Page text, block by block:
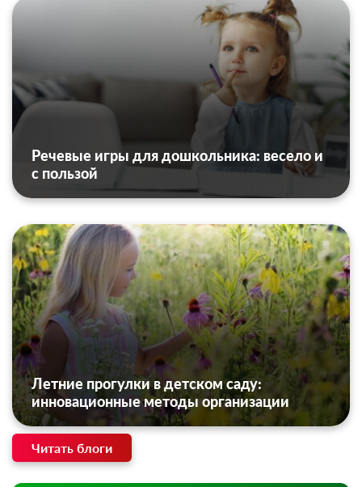
Речевые игры для дошкольника: весело и
с пользой
Летние прогулки в детском саду:
инновационные методы организации
Читать блоги